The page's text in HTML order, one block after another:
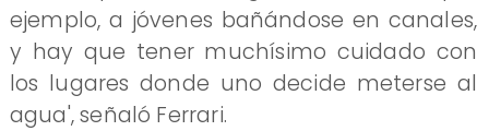
ejemplo, a jóvenes bañándose en canales,
y hay que tener muchísimo cuidado con
los lugares donde uno decide meterse al
agua', señaló Ferrari.